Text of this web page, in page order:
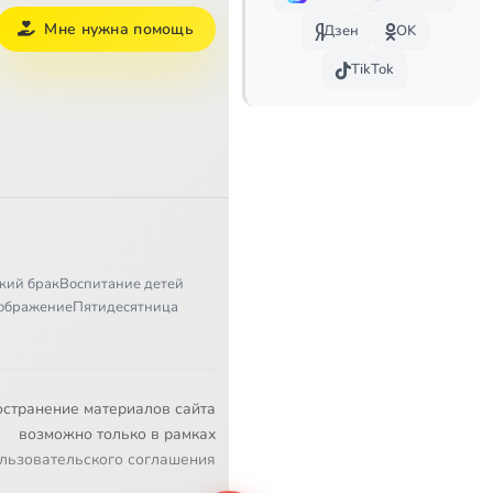
Мне нужна помощь
бракВоспитание детей
Пятидесятница
материалов сайта
возможно только в рамках
соглашения
Дзен
OK
TikTok